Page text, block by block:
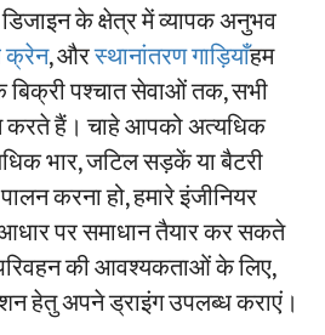
के क्षेत्र में व्यापक अनुभव
क्रेन, औरस्थानांतरण गाड़ियाँहम
पश्चात सेवाओं तक, सभी
करते हैं। चाहे आपको अत्यधिक
अधिक भार, जटिल सड़कें या बैटरी
करना हो, हमारे इंजीनियर
पर समाधान तैयार कर सकते
की आवश्यकताओं के लिए,
हेतु अपने ड्राइंग उपलब्ध कराएं।